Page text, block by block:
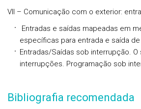
VII – Comunicação com o exterior:
Entradas e saídas mapeadas em
específicas para entrada e saída
Entradas/Saídas sob interrupção. O
interrupções. Programação sob
Bibliografia recomendada